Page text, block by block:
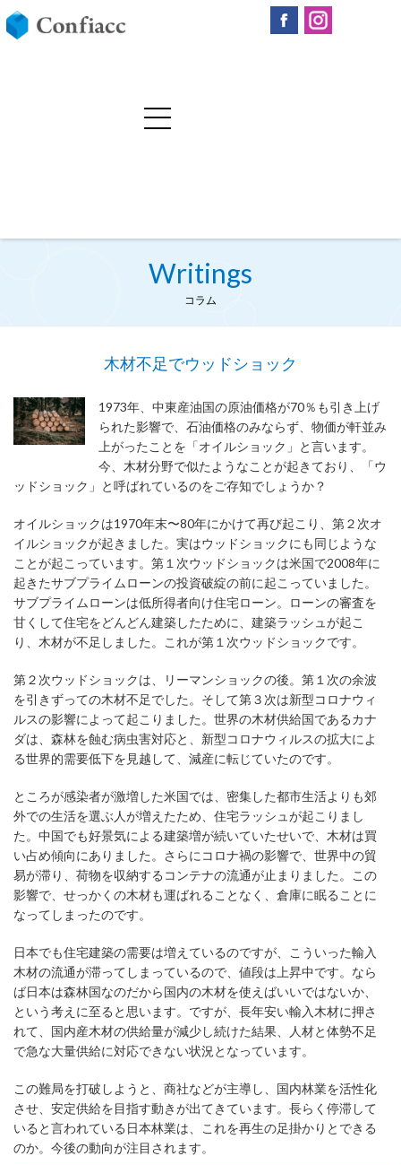
Writings
コラム
木材不足でウッドショック
1973年、中東産油国の原油価格が70％も引き上げ
られた影響で、石油価格のみならず、物価が軒並み
上がったことを「オイルショック」と言います。
今、木材分野で似たようなことが起きており、「ウ
ッドショック」と呼ばれているのをご存知でしょうか？
オイルショックは1970年末〜80年にかけて再び起こり、第２次オ
イルショックが起きました。実はウッドショックにも同じような
ことが起こっています。第１次ウッドショックは米国で2008年に
起きたサブプライムローンの投資破綻の前に起こっていました。
サブプライムローンは低所得者向け住宅ローン。ローンの審査を
甘くして住宅をどんどん建築したために、建築ラッシュが起こ
り、木材が不足しました。これが第１次ウッドショックです。
第２次ウッドショックは、リーマンショックの後。第１次の余波
を引きずっての木材不足でした。そして第３次は新型コロナウィ
ルスの影響によって起こりました。世界の木材供給国であるカナ
ダは、森林を蝕む病虫害対応と、新型コロナウィルスの拡大によ
る世界的需要低下を見越して、減産に転じていたのです。
ところが感染者が激増した米国では、密集した都市生活よりも郊
外での生活を選ぶ人が増えたため、住宅ラッシュが起こりまし
た。中国でも好景気による建築増が続いていたせいで、木材は買
い占め傾向にありました。さらにコロナ禍の影響で、世界中の貿
易が滞り、荷物を収納するコンテナの流通が止まりました。この
影響で、せっかくの木材も運ばれることなく、倉庫に眠ることに
なってしまったのです。
日本でも住宅建築の需要は増えているのですが、こういった輸入
木材の流通が滞ってしまっているので、値段は上昇中です。なら
ば日本は森林国なのだから国内の木材を使えばいいではないか、
という考えに至ると思います。ですが、長年安い輸入木材に押さ
れて、国内産木材の供給量が減少し続けた結果、人材と体勢不足
で急な大量供給に対応できない状況となっています。
この難局を打破しようと、商社などが主導し、国内林業を活性化
させ、安定供給を目指す動きが出てきています。長らく停滞して
いると言われている日本林業は、これを再生の足掛かりとできる
のか。今後の動向が注目されます。